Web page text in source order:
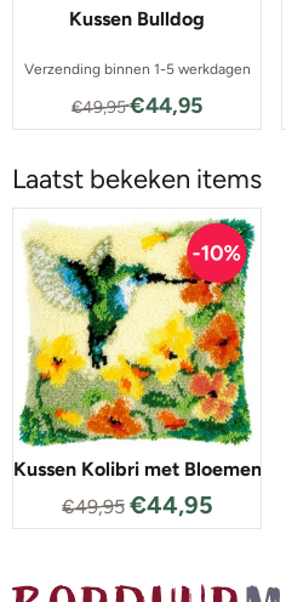
Kussen Bulldog
Verzending binnen 1-5 werkdagen
Van 49,95 voor
€49,95€44,95
Laatst bekeken items
Kussen Kolibri met Bloemen
€49,95 €44,95